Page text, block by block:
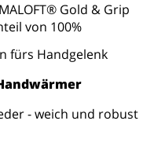
Gold & Grip
von 100%
fürs Handgelenk
- weich und robust